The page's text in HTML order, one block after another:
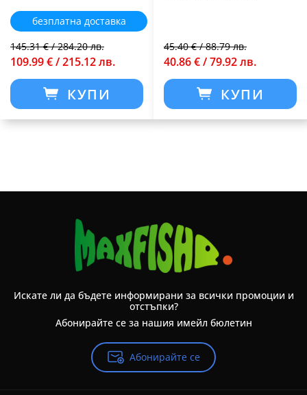
безплатна доставка
145.31 € / 284.20 лв.
109.99 € / 215.12 лв.
КУПИ
45.40 € / 88.79 лв.
40.86 € / 79.92 лв.
КУПИ
Искате ли да бъдете информирани за всички промоции и
отстъпки?
Абонирайте се за нашия имейл бюлетин
Абонирайте се